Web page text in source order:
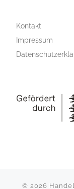
Kontakt
Impressum
© 2026